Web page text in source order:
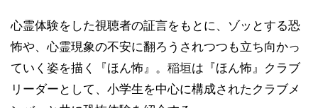
心霊体験をした視聴者の証言をもとに、ゾッとする恐
怖や、心霊現象の不安に翻ろうされつつも立ち向かっ
ていく姿を描く『ほん怖』。稲垣は『ほん怖』クラブ
リーダーとして、小学生を中心に構成されたクラブメ